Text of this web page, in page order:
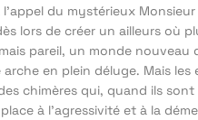
du mystérieux Monsieur
lors de créer un ailleurs où
pareil, un monde nouveau
arche en plein déluge. Mais les
chimères qui, quand ils sont
à l’agressivité et à la